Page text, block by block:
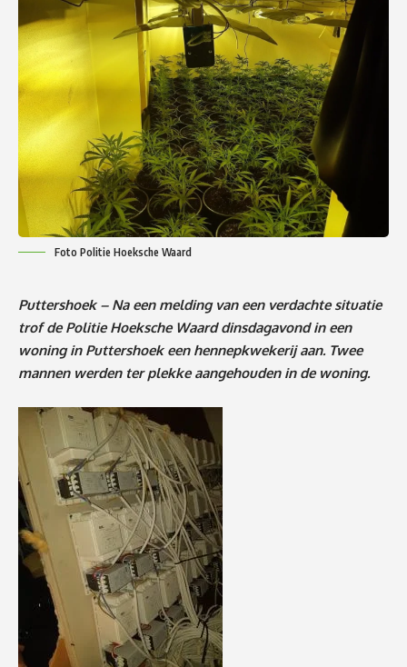
Foto Politie Hoeksche Waard
Puttershoek – Na een melding van een verdachte situatie
trof de Politie Hoeksche Waard dinsdagavond in een
woning in Puttershoek een hennepkwekerij aan. Twee
mannen werden ter plekke aangehouden in de woning.